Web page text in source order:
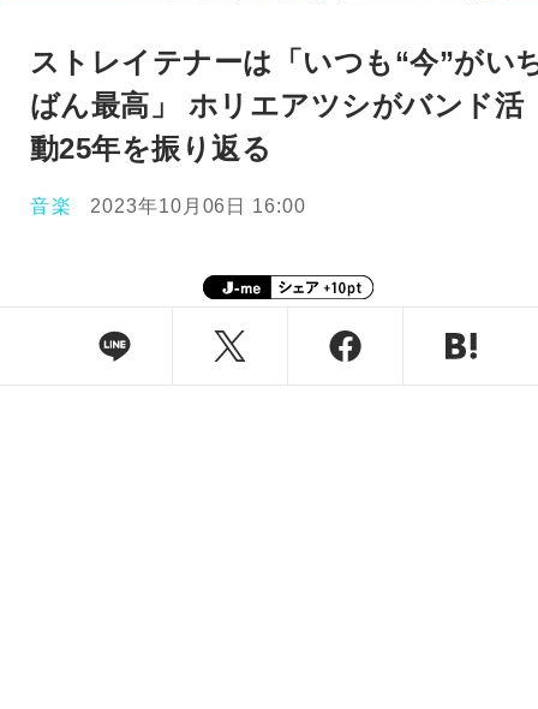
ストレイテナーは「いつも“今”がい
ばん最高」 ホリエアツシがバンド活
動25年を振り返る
音楽 2023年10月06日 16:00